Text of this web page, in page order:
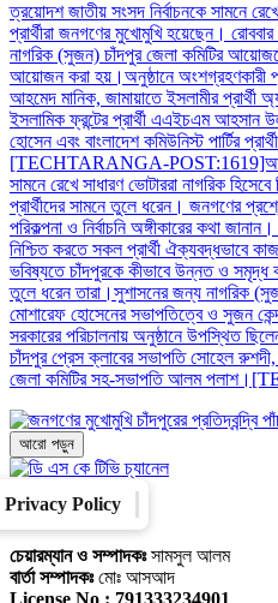
ত্রয়োদশ জাতীয় সংসদ নির্বাচনকে সামনে
প্রার্থীরা জনগণের মুখোমুখি হয়েছেন।
নাগরিক (সুজন) চাঁদপুর জেলা কমিটির
আয়োজন করা হয়।অনুষ্ঠানে অংশগ্রহণকারী
আহমেদ মানিক, জামায়াতে ইসলামীর প্রার্থী
ইসলামিক ফ্রন্টের প্রার্থী এএইচএম আহসান
হোসেন এবং বাংলাদেশ কমিউনিস্ট পার্টির
[TECHTARANGA-POST:1619]আগামী
সামনে রেখে সাধারণ ভোটাররা নাগরিক
প্রার্থীদের সামনে তুলে ধরেন। জনগণের
পরিকল্পনা ও নির্বাচনি অঙ্গীকারের কথা
নিশ্চিত করতে সকল প্রার্থী ঐক্যবদ্ধভাবে
ভবিষ্যতে চাঁদপুরকে কীভাবে উন্নত ও সমৃদ্ধ
তুলে ধরেন তারা।সুশাসনের জন্য নাগরিক
মোশারেফ হোসেনের সভাপতিত্বে ও সুজন
সরকারের পরিচালনায় অনুষ্ঠানে উপস্থিত
চাঁদপুর প্রেস ক্লাবের সভাপতি সোহেল
জেলা কমিটির সহ-সভাপতি আলম
আরো পড়ুন
Privacy Policy
চেয়ারম্যান ও সম্পাদকঃসামসুল আলম
বার্তা সম্পাদকঃমোঃ আসআদ